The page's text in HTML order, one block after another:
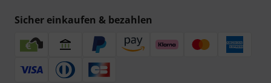
Sicher einkaufen & bezahlen